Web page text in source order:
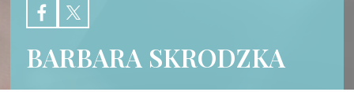
Batterie
Chant
Contrebasse
BARBARA SKRODZKA